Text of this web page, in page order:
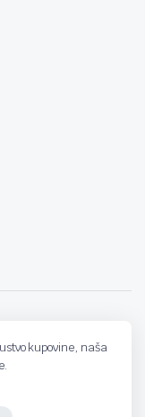
kupovine, naša